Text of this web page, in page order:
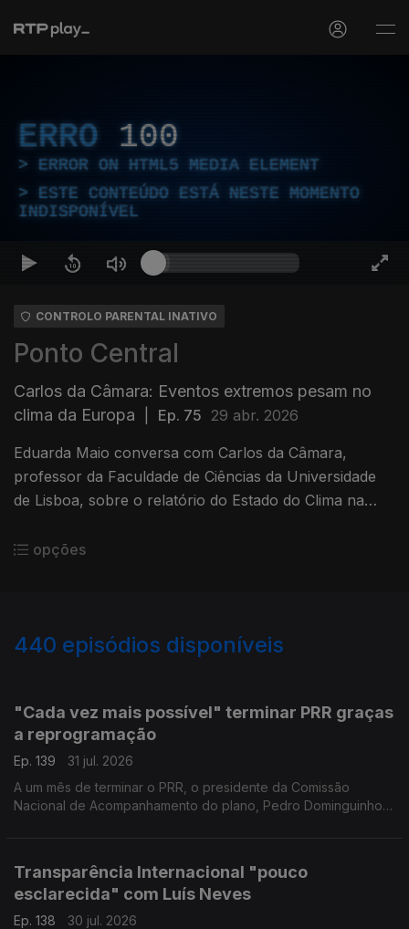
ERRO 100
ERROR ON HTML5 MEDIA ELEMENT
ESTE CONTEÚDO ESTÁ NESTE MOMENTO
INDISPONÍVEL
CONTROLO PARENTAL INATIVO
Ponto Central
Carlos da Câmara: Eventos extremos pesam no
clima da Europa
Ep. 75 29 abr. 2026
Eduarda Maio conversa com Carlos da Câmara,
professor da Faculdade de Ciências da Universidade
de Lisboa, sobre o relatório do Estado do Clima na
que no resto do mundo.
opções
440 episódios disponíveis
"Cada vez mais possível" terminar PRR graças
a reprogramação
Ep. 139
31 jul. 2026
A um mês de terminar o PRR, o presidente da Comissão
Nacional de Acompanhamento do plano, Pedro Dominguinhos,
Transparência Internacional "pouco
esclarecida" com Luís Neves
Ep. 138
30 jul. 2026